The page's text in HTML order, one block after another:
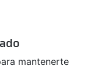
mantenerte